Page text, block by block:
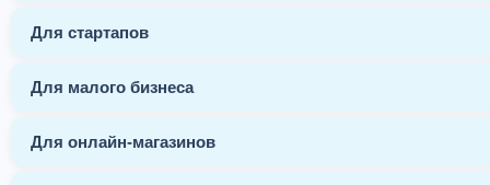
Для стартапов
Для малого бизнеса
Для онлайн-магазинов